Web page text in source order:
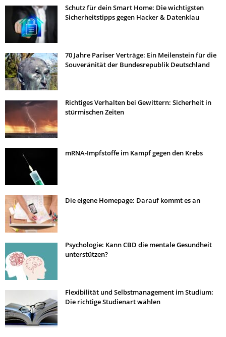
Schutz für dein Smart Home: Die wichtigsten
Sicherheitstipps gegen Hacker & Datenklau
70 Jahre Pariser Verträge: Ein Meilenstein für die
Souveränität der Bundesrepublik Deutschland
Richtiges Verhalten bei Gewittern: Sicherheit in
stürmischen Zeiten
mRNA-Impfstoffe im Kampf gegen den Krebs
Die eigene Homepage: Darauf kommt es an
Psychologie: Kann CBD die mentale Gesundheit
unterstützen?
Flexibilität und Selbstmanagement im Studium:
Die richtige Studienart wählen